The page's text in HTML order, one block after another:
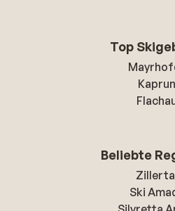
Top
Kaprun
Beliebte
Ski